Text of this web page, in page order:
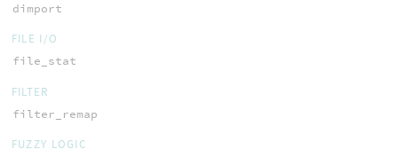
dimport
FILE I/O
file_stat
FILTER
filter_remap
FUZZY LOGIC